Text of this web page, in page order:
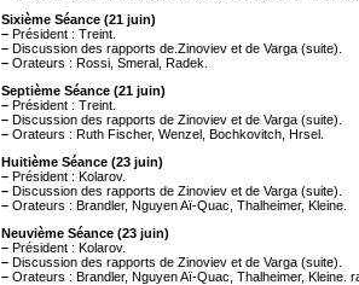
Sixième Séance (21 juin)
– Président : Treint.
– Discussion des rapports de.Zinoviev et de Varga (suite).
– Orateurs : Rossi, Smeral, Radek.
Septième Séance (21 juin)
– Président : Treint.
– Discussion des rapports de Zinoviev et de Varga (suite).
– Orateurs : Ruth Fischer, Wenzel, Bochkovitch, Hrsel.
Huitième Séance (23 juin)
– Président : Kolarov.
– Discussion des rapports de Zinoviev et de Varga (suite).
– Orateurs : Brandler, Nguyen Aï-Quac, Thalheimer, Kleine.
Neuvième Séance (23 juin)
– Président : Kolarov.
– Discussion des rapports de Zinoviev et de Varga (suite).
– Orateurs : Brandler, Nguyen Aï-Quac, Thalheimer, Kleine.